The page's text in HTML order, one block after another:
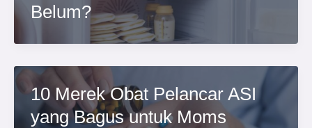
Belum?
10 Merek Obat Pelancar ASI
yang Bagus untuk Moms